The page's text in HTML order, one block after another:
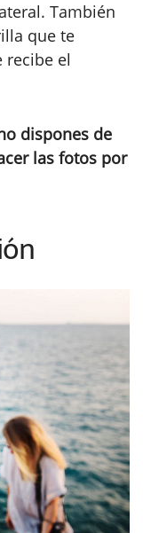
También
que te
el
dispones de
las fotos por